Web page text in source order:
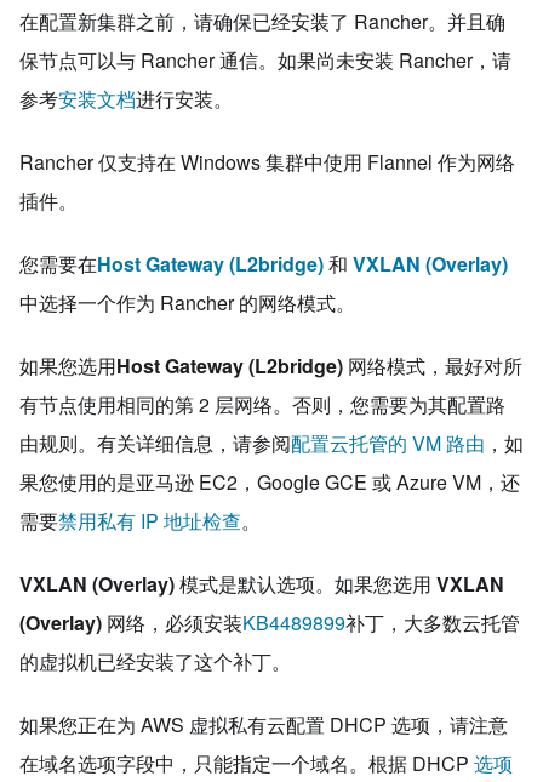
在配置新集群之前，请确保已经安装了 Rancher。并且确
保节点可以与 Rancher 通信。如果尚未安装 Rancher，请
参考安装文档进行安装。
Rancher 仅支持在 Windows 集群中使用 Flannel 作为网络
插件。
您需要在Host Gateway (L2bridge)和 VXLAN (Overlay)
中选择一个作为 Rancher 的网络模式。
如果您选用Host Gateway (L2bridge) 网络模式，最好对所
有节点使用相同的第 2 层网络。否则，您需要为其配置路
由规则。有关详细信息，请参阅配置云托管的 VM 路由 ，如
果您使用的是亚马逊 EC2，Google GCE 或 Azure VM，还
需要禁用私有 IP 地址检查。
VXLAN (Overlay)模式是默认选项。如果您选用 VXLAN
(Overlay) 网络，必须安装KB4489899补丁，大多数云托管
的虚拟机已经安装了这个补丁。
如果您正在为 AWS 虚拟私有云配置 DHCP 选项，请注意
在域名选项字段中，只能指定一个域名。根据 DHCP 选项